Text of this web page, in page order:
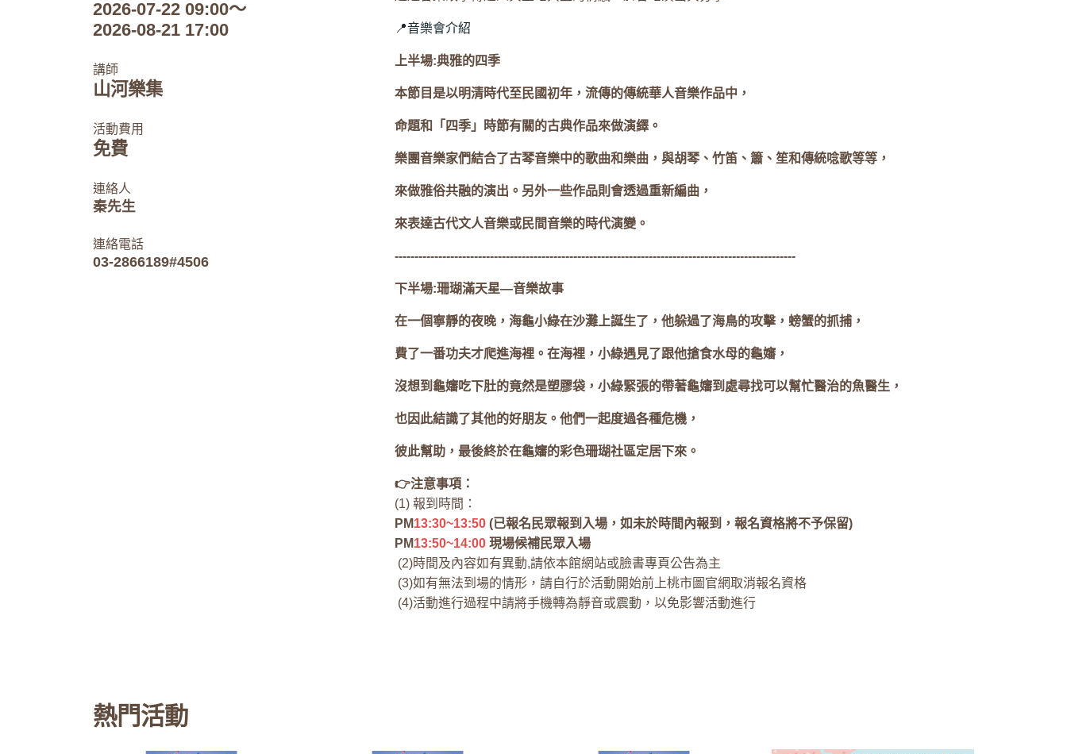
2026-07-22 09:00～
2026-08-21 17:00
講師
山河樂集
活動費用
免費
連絡人
秦先生
連絡電話
03-2866189#4506
📍音樂會介紹
上半場:典雅的四季
本節目是以明清時代至民國初年，流傳的傳統華人音樂作品中，
命題和「四季」時節有關的古典作品來做演繹。
樂團音樂家們結合了古琴音樂中的歌曲和樂曲，與胡琴、竹笛、簫、笙和傳統唸歌等等，
來做雅俗共融的演出。另外一些作品則會透過重新編曲，
來表達古代文人音樂或民間音樂的時代演變。
-----------------------------------------------------------------------------------------------------
下半場:珊瑚滿天星—音樂故事
在一個寧靜的夜晚，海龜小綠在沙灘上誕生了，他躲過了海鳥的攻擊，螃蟹的抓捕，
費了一番功夫才爬進海裡。在海裡，小綠遇見了跟他搶食水母的龜嬸，
沒想到龜嬸吃下肚的竟然是塑膠袋，小綠緊張的帶著龜嬸到處尋找可以幫忙醫治的魚醫生，
也因此結識了其他的好朋友。他們一起度過各種危機，
彼此幫助，最後終於在龜嬸的彩色珊瑚社區定居下來。
👉️注意事項：
(1) 報到時間：
PM13:30~13:50 (已報名民眾報到入場，如未於時間內報到，報名資格將不予保留)
PM13:50~14:00 現場候補民眾入場
(2)時間及內容如有異動,請依本館網站或臉書專頁公告為主
(3)如有無法到場的情形，請自行於活動開始前上桃市圖官網取消報名資格
(4)活動進行過程中請將手機轉為靜音或震動，以免影響活動進行
熱門活動